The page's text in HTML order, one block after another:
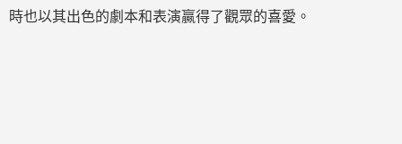
時也以其出色的劇本和表演贏得了觀眾的喜愛。